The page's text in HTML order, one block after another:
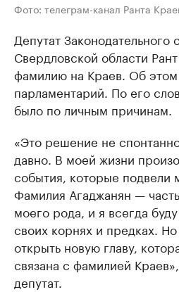
Фото: телеграм-канал Ранта
Депутат Законодательного
Свердловской области
фамилию на Краев. Об этом
парламентарий. По его
было по личным причинам.
«Это решение не
давно. В моей жизни
события, которые подвели
Фамилия Агаджанян —
моего рода, и я всегда
своих корнях и предках.
открыть новую главу,
связана с фамилией
депутат.